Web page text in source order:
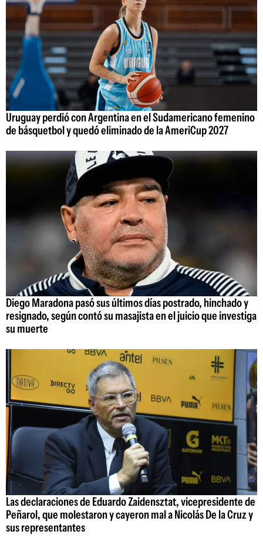
Uruguay perdió con Argentina en el Sudamericano femenino
de básquetbol y quedó eliminado de la AmeriCup 2027
Diego Maradona pasó sus últimos días postrado, hinchado y
resignado, según contó su masajista en el juicio que investiga
su muerte
Las declaraciones de Eduardo Zaidensztat, vicepresidente de
Peñarol, que molestaron y cayeron mal a Nicolás De la Cruz y
sus representantes